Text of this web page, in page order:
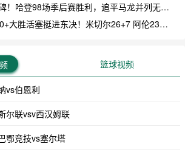
登98场季后赛胜利，追平马龙并列无冠球员历史第一
塞挺进东决！米切尔26+7 阿伦23分 梅里尔23分 詹金斯17分
篮球视频
vs伯恩利
尔联vsv西汉姆联
鄂竞技vs塞尔塔